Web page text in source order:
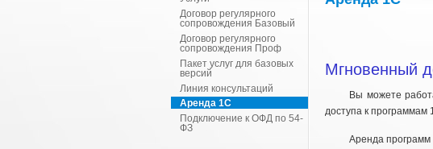
Договор регулярного
сопровождения Базовый
Договор регулярного
сопровождения Проф
Пакет услуг для базовых
версий
Линия консультаций
Аренда 1С
Подключение к ОФД по 54-
ФЗ
Мгновенный
Вы можете
доступа к
Аренда